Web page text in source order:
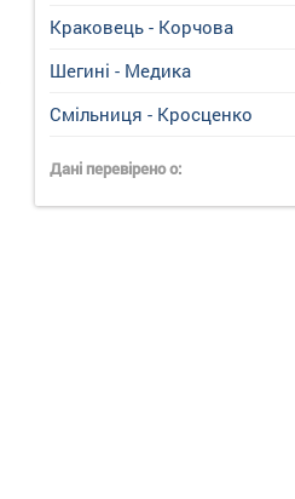
Краковець - Корчова
Шегині - Медика
Смільниця - Кросценко
Дані перевірено о: